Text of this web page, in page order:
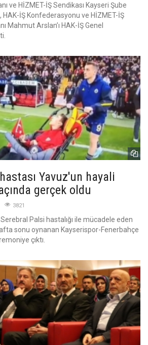
ve HİZMET-İŞ Sendikası Kayseri Şube
HAK-İŞ Konfederasyonu ve HİZMET-İŞ
Mahmut Arslan’ı HAK-İŞ Genel
Yavuz'un hayali
gerçek oldu
3821
Palsi hastalığı ile mücadele eden
sonu oynanan Kayserispor-Fenerbahçe
çıktı.